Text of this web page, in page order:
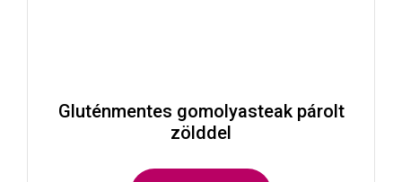
Gluténmentes gomolyasteak párolt
zölddel